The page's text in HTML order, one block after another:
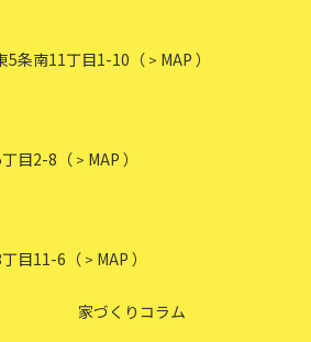
5条南11丁目1-10 （ > MAP ）
目2-8 （ > MAP ）
目11-6 （ > MAP ）
家づくりコラム